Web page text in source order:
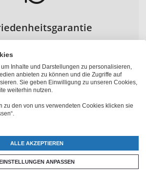
Beratung
Inhalte und Darstellungen zu personalisieren,
anbieten zu können und die Zugriffe auf
Sie geben Einwilligung zu unseren Cookies,
weiterhin nutzen.
zu den von uns verwendeten Cookies klicken sie
ALLE AKZEPTIEREN
ANPASSEN